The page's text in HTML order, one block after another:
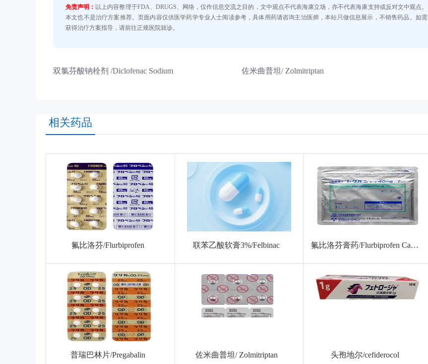
免责声明： 以上内容整理于FDA、DRUGS、网络，仅作信息交流之目的，文中观点不代表海康立场，亦不代表海康支持或反对文中观点。
本文也不是治疗方案推荐。页面内容仅供医学药学专业人士阅读参考，具体用药请咨询主治医师，本站只做信息展示，不销售药品。如需
获得治疗方案指导，请前往正规医院就诊。
双氯芬酸钠栓剂 /Diclofenac Sodium 佐米曲普坦/ Zolmitriptan
相关药品
氟比洛芬/Flurbiprofen 联苯乙酸软膏3%/Felbinac 氟比洛芬膏药/Flurbiprofen Cataplasms
普瑞巴林片/Pregabalin 佐米曲普坦/ Zolmitriptan 头孢地尔/cefiderocol